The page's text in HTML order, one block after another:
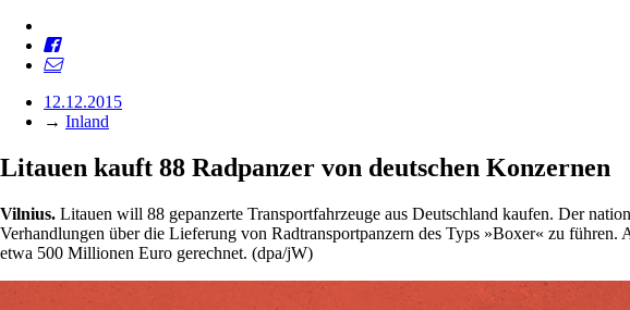
12.12.2015
→ Inland
Litauen kauft 88 Radpanzer von deutschen Konzernen
Vilnius. Litauen will 88 gepanzerte Transportfahrzeuge aus Deutschland kaufen. Der
Verhandlungen über die Lieferung von Radtransportpanzern des Typs »Boxer« zu
etwa 500 Millionen Euro gerechnet. (dpa/jW)